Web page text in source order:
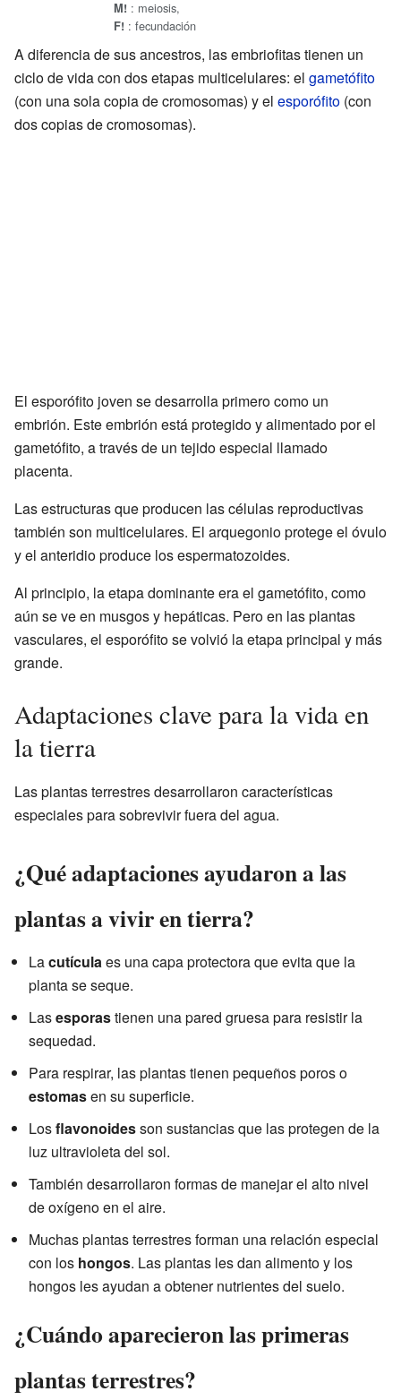
M! : meiosis,
F! : fecundación
A diferencia de sus ancestros, las embriofitas tienen un
ciclo de vida con dos etapas multicelulares: el gametófito
(con una sola copia de cromosomas) y el esporófito (con
dos copias de cromosomas).
El esporófito joven se desarrolla primero como un
embrión. Este embrión está protegido y alimentado por el
gametófito, a través de un tejido especial llamado
placenta.
Las estructuras que producen las células reproductivas
también son multicelulares. El arquegonio protege el óvulo
y el anteridio produce los espermatozoides.
Al principio, la etapa dominante era el gametófito, como
aún se ve en musgos y hepáticas. Pero en las plantas
vasculares, el esporófito se volvió la etapa principal y más
grande.
Adaptaciones clave para la vida en
la tierra
Las plantas terrestres desarrollaron características
especiales para sobrevivir fuera del agua.
¿Qué adaptaciones ayudaron a las
plantas a vivir en tierra?
Lacutículaes una capa protectora que evita que la
planta se seque.
Lasesporastienen una pared gruesa para resistir la
sequedad.
Para respirar, las plantas tienen pequeños poros o
estomasen su superficie.
Losflavonoidesson sustancias que las protegen de la
luz ultravioleta del sol.
También desarrollaron formas de manejar el alto nivel
de oxígeno en el aire.
Muchas plantas terrestres forman una relación especial
con los hongos. Las plantas les dan alimento y los
hongos les ayudan a obtener nutrientes del suelo.
¿Cuándo aparecieron las primeras
plantas terrestres?